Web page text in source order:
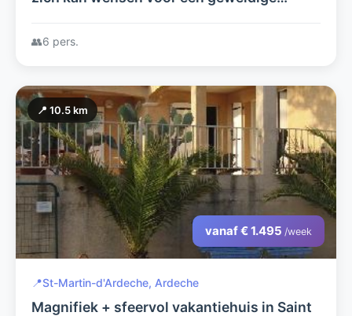
Frankrijk met verwarmd zwembad.
👥6 pers.
📍 10.5 km
vanaf € 1.495 /week
📍St-Martin-d'Ardeche, Ardeche
Magnifiek + sfeervol vakantiehuis in Saint